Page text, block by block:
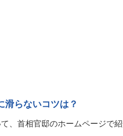
らないコツは？
、首相官邸のホームページで